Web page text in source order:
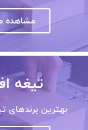
تیغه
بهترین برندهای